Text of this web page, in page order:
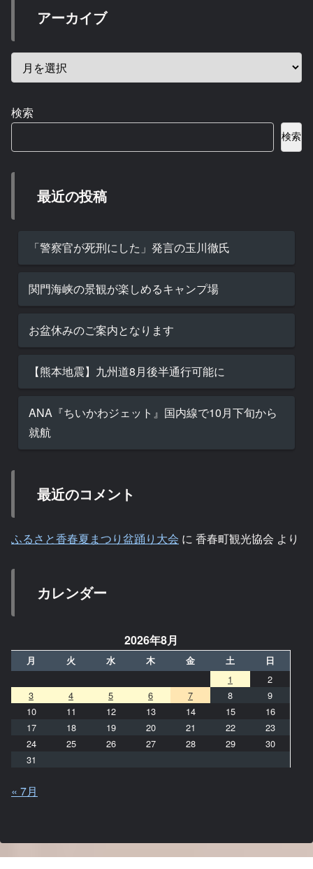
アーカイブ
検索
検索
最近の投稿
「警察官が死刑にした」発言の玉川徹氏
関門海峡の景観が楽しめるキャンプ場
お盆休みのご案内となります
【熊本地震】九州道8月後半通行可能に
ANA『ちいかわジェット』国内線で10月下旬から
就航
最近のコメント
ふるさと香春夏まつり盆踊り大会 に 香春町観光協会 より
カレンダー
2026年8月
月 火 水 木 金 土 日
1
2
3
4 5 6 7 8
9
10
11 12 13 14 15
16
17
18 19 20 21 22
23
24
25 26 27 28 29
30
31
« 7月